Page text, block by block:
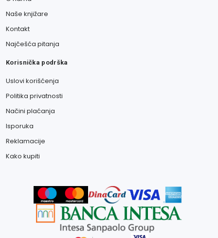
Naše knjižare
Kontakt
Najčešća pitanja
Korisnička podrška
Uslovi korišćenja
Politika privatnosti
Načini plaćanja
Isporuka
Reklamacije
Kako kupiti